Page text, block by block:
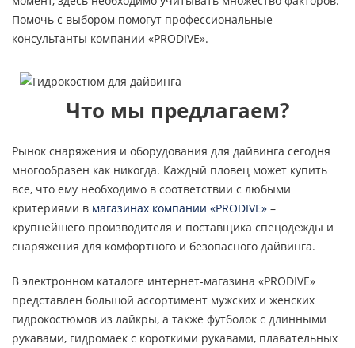
Помочь с выбором помогут профессиональные
консультанты компании «PRODIVE».
Что мы предлагаем?
Рынок снаряжения и оборудования для дайвинга сегодня
многообразен как никогда. Каждый пловец может купить
все, что ему необходимо в соответствии с любыми
критериями в магазинах компании «PRODIVE» –
крупнейшего производителя и поставщика спецодежды и
снаряжения для комфортного и безопасного дайвинга.
В электронном каталоге интернет-магазина «PRODIVE»
представлен большой ассортимент мужских и женских
гидрокостюмов из лайкры, а также футболок с длинными
рукавами, гидромаек с короткими рукавами, плавательных